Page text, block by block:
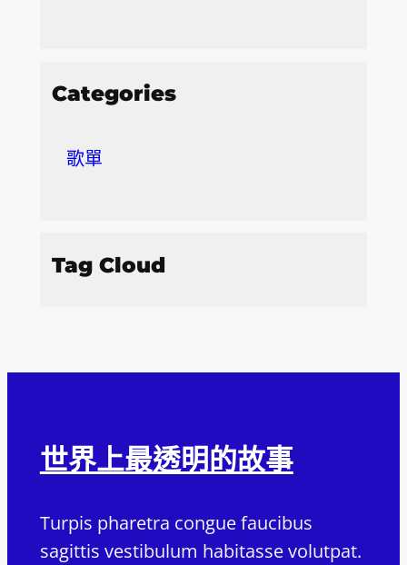
Categories
歌單
Tag Cloud
世界上最透明的故事
Turpis pharetra congue faucibus
sagittis vestibulum habitasse volutpat.